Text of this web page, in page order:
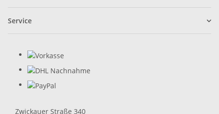
Service
Zwickauer Straße 340